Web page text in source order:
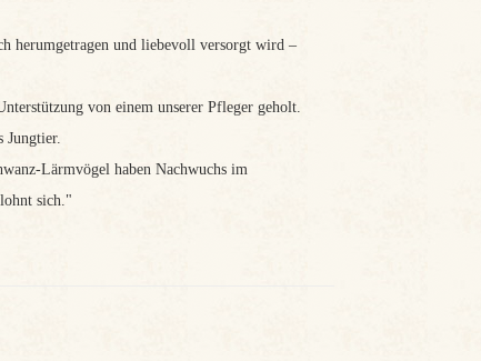
herumgetragen und liebevoll versorgt wird –
von einem unserer Pfleger geholt.
Jungtier.
Lärmvögel haben Nachwuchs im
sich."